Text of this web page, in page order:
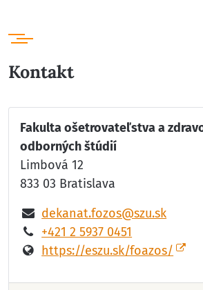
Kontakt
Fakulta ošetrovateľstva a
odborných štúdií
Limbová 12
833 03 Bratislava
dekanat.fozos@szu.sk
+421 2 5937 0451
https://eszu.sk/foazos/